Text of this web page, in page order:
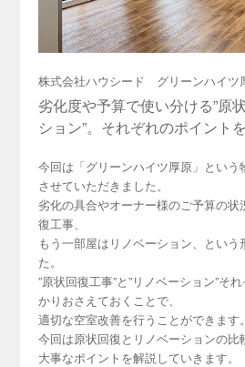
株式会社ハウシード グリーンハイツ
劣化度や予算で使い分ける”原
ション”。それぞれのポイント
今回は「グリーンハイツ厚原」という
させていただきました。
劣化の具合やオーナー様のご予算の状
復工事、
もう一部屋はリノベーション、という
た。
”原状回復工事”と”リノベーション”そ
かりおさえておくことで、
適切な空室改善を行うことができます。
今回は原状回復とリノベーションの比
大事なポイントを解説していきます。